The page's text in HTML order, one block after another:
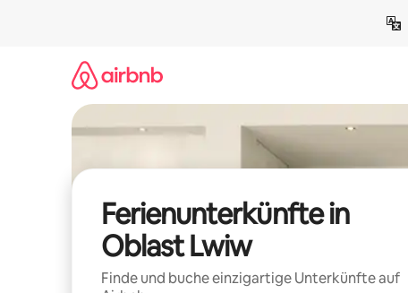
Ferienunterkünfte in
Oblast Lwiw
Finde und buche einzigartige Unterkünfte auf